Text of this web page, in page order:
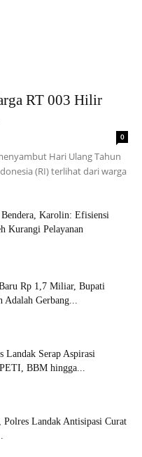
RT 003 Hilir
0
Hari Ulang Tahun
(RI) terlihat dari warga
Karolin: Efisiensi
Kurangi Pelayanan
Rp 1,7 Miliar, Bupati
Gerbang...
Landak Serap Aspirasi
BBM hingga...
Polres Landak Antisipasi Curat